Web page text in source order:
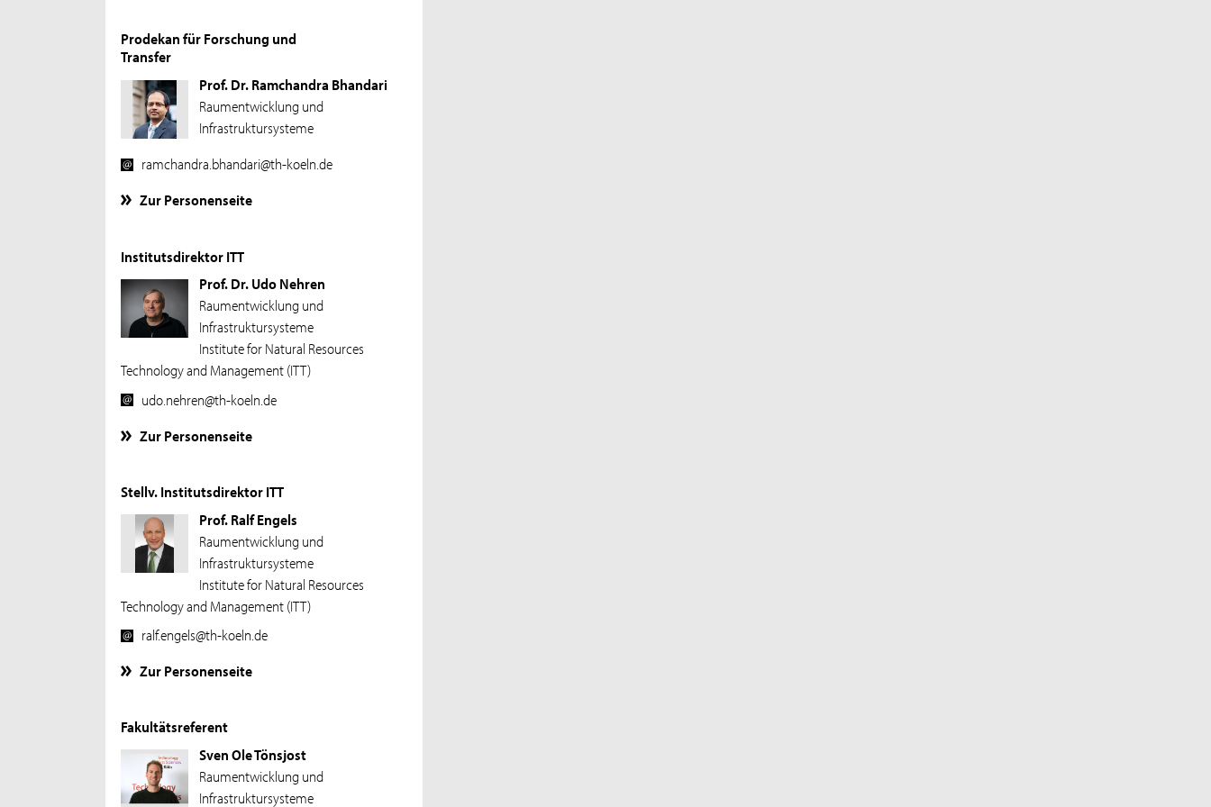
Prodekan für Forschung und
Transfer
Prof. Dr. Ramchandra Bhandari
Raumentwicklung und
Infrastruktursysteme
ramchandra.bhandari@th-koeln.de
Zur Personenseite
Institutsdirektor ITT
Prof. Dr. Udo Nehren
Raumentwicklung und
Infrastruktursysteme
Institute for Natural Resources
Technology and Management (ITT)
udo.nehren@th-koeln.de
Zur Personenseite
Stellv. Institutsdirektor ITT
Prof. Ralf Engels
Raumentwicklung und
Infrastruktursysteme
Institute for Natural Resources
Technology and Management (ITT)
ralf.engels@th-koeln.de
Zur Personenseite
Fakultätsreferent
Sven Ole Tönsjost
Raumentwicklung und
Infrastruktursysteme